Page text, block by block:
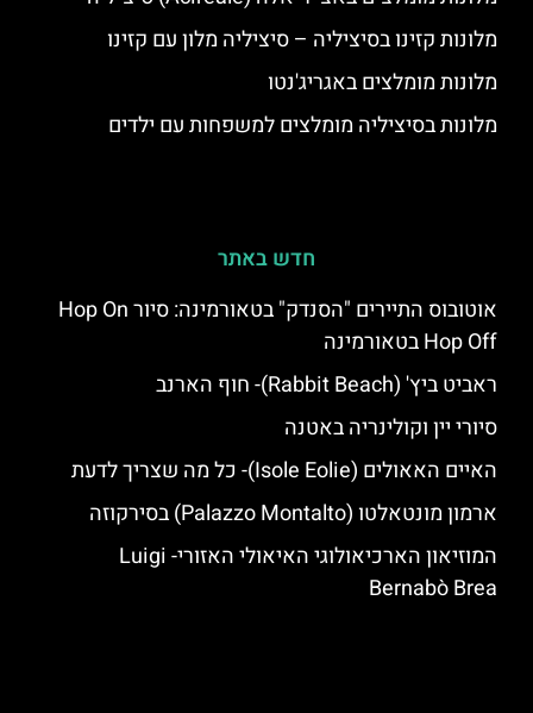
מלונות קזינו בסיציליה – סיציליה מלון עם קזינו
מלונות מומלצים באגריג'נטו
מלונות בסיציליה מומלצים למשפחות עם ילדים
חדש באתר
אוטובוס התיירים "הסנדק" בטאורמינה: סיור Hop On
Hop Off בטאורמינה
ראביט ביץ' (Rabbit Beach)- חוף הארנב
סיורי יין וקולינריה באטנה
האיים האאולים (Isole Eolie)- כל מה שצריך לדעת
ארמון מונטאלטו (Palazzo Montalto) בסירקוזה
המוזיאון הארכיאולוגי האיאולי האזורי- Luigi
Bernabò Brea